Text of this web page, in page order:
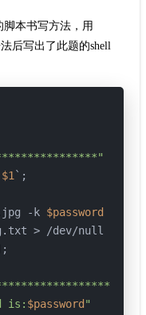
本书写方法，用
后写出了此题的shell
$1`;
-k
$password
> /dev/null
is: $password "